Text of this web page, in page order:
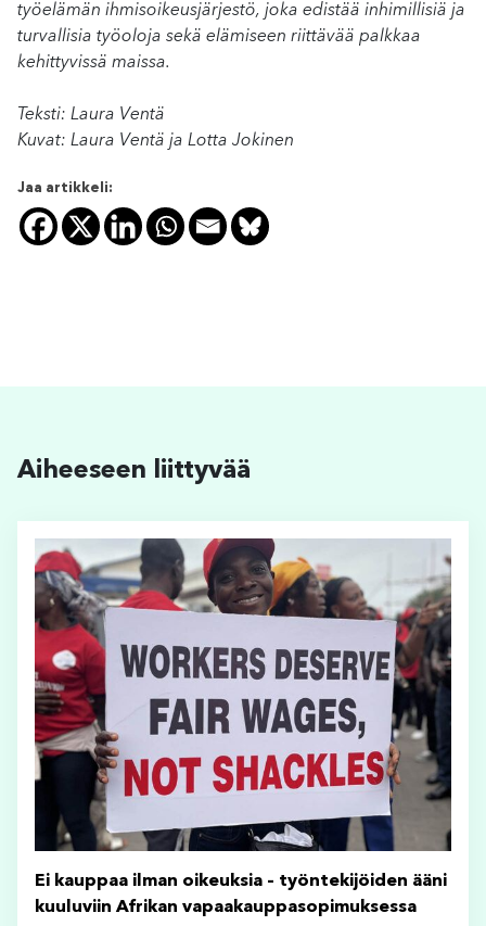
työelämän ihmisoikeusjärjestö, joka edistää inhimillisiä ja
turvallisia työoloja sekä elämiseen riittävää palkkaa
kehittyvissä maissa.
Teksti: Laura Ventä
Kuvat: Laura Ventä ja Lotta Jokinen
Jaa artikkeli:
Aiheeseen liittyvää
Ei kauppaa ilman oikeuksia – työntekijöiden ääni
kuuluviin Afrikan vapaakauppasopimuksessa